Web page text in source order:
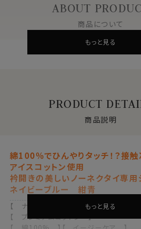
ABOUT
商品について
もっと見る
PRODUCT
商品説明
綿100％でひんやりタッチ！？接
アイスコットン使用
衿開きの美しいノーネクタイ専用
ネイビーブルー 紺青
【 ナチュラルフィット 】【 アイスコッ
【 プレミアムコットン 】
もっと見る